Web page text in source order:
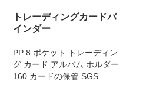
トレーディングカードバ
インダー
PP 8 ポケット トレーディン
グ カード アルバム ホルダー
160 カードの保管 SGS